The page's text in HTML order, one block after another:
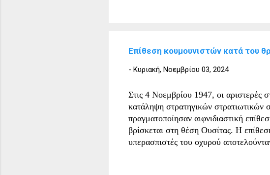
πιο
βρετανικό
Στρατιωτική
Έλαβε μέρος
Μεταξά.
Ελληνοϊταλικό
Επίθεση κουμουνιστών κατά του
- Κυριακή, Νοεμβρίου 03, 2024
Στις 4 Νοεμβρίου 1947, οι αριστερές
κατάληψη στρατηγικών στρατιωτικών
πραγματοποίησαν αιφνιδιαστική
βρίσκεται στη θέση Ουσίτας. Η
υπερασπιστές του οχυρού
Βασίλειος Παπασταύρου, ο οποίος